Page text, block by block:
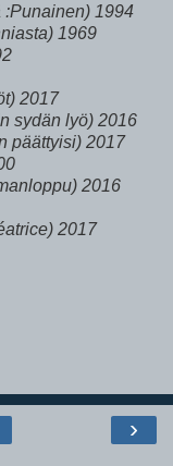
:Punainen) 1994
1969
2017
sydän lyö) 2016
päättyisi) 2017
2016
2017
›